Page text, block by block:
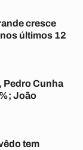
cresce
últimos 12
Pedro Cunha
João
tem